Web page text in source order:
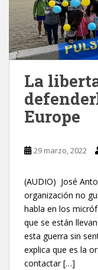
La
Europe
29 marzo, 2022
(AUDIO) José
organización no
habla en los
que se están
esta guerra sin
explica que es la
contactar […]